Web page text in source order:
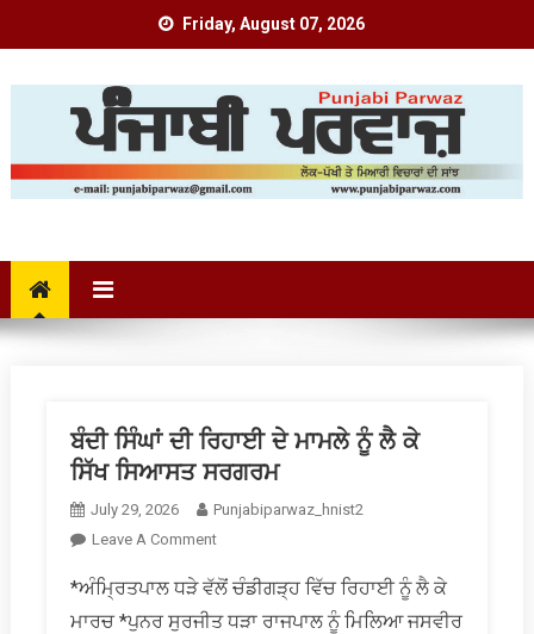
Friday, August 07, 2026
ਬੰਦੀ ਸਿੰਘਾਂ ਦੀ ਰਿਹਾਈ ਦੇ ਮਾਮਲੇ ਨੂੰ ਲੈ ਕੇ
ਸਿੱਖ ਸਿਆਸਤ ਸਰਗਰਮ
July 29, 2026
Punjabiparwaz_hnist2
Leave A CommentOn
ਸਿੰਘਾਂ
ਦੀ
*ਅੰਮ੍ਰਿਤਪਾਲ ਧੜੇ ਵੱਲੋਂ ਚੰਡੀਗੜ੍ਹ ਵਿੱਚ ਰਿਹਾਈ ਨੂੰ ਲੈ ਕੇ
ਮਾਰਚ *ਪੁਨਰ ਸੁਰਜੀਤ ਧੜਾ ਰਾਜਪਾਲ ਨੂੰ ਮਿਲਿਆ ਜਸਵੀਰ